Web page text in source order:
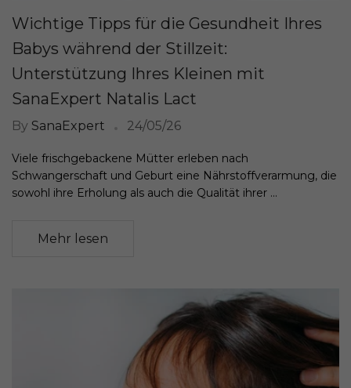
Wichtige Tipps für die Gesundheit Ihres
Babys während der Stillzeit:
Unterstützung Ihres Kleinen mit
SanaExpert Natalis Lact
By SanaExpert 24/05/26
Viele frischgebackene Mütter erleben nach
Schwangerschaft und Geburt eine Nährstoffverarmung, die
sowohl ihre Erholung als auch die Qualität ihrer ...
Mehr lesen